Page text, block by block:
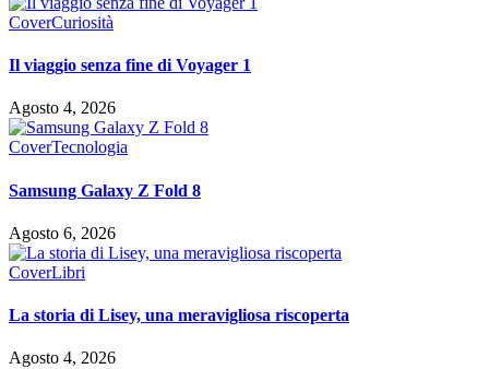
CoverCuriosità
Il viaggio senza fine di Voyager 1
Agosto 4, 2026
CoverTecnologia
Samsung Galaxy Z Fold 8
Agosto 6, 2026
CoverLibri
La storia di Lisey, una meravigliosa riscoperta
Agosto 4, 2026